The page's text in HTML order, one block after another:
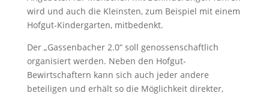
wird und auch die Kleinsten, zum Beispiel mit einem
Hofgut-Kindergarten, mitbedenkt.
Der „Gassenbacher 2.0“ soll genossenschaftlich
organisiert werden. Neben den Hofgut-
Bewirtschaftern kann sich auch jeder andere
beteiligen und erhält so die Möglichkeit direkter,